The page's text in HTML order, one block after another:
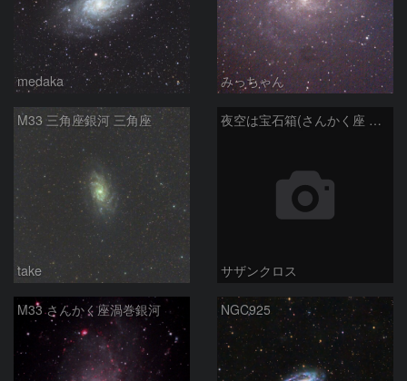
medaka みっちゃん
M33 三角座銀河 三角座
take
夜空は宝石箱(さんかく座 M33) Seestar50
サザンクロス
M33 さんかく座渦巻銀河 NGC925